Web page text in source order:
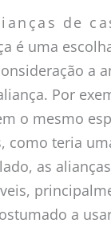
de
é uma
a
Por
o mesmo
como teria
as
a